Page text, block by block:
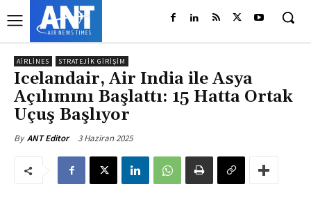
AIRLINES STRATEJIK GIRIŞIM
Icelandair, Air India ile Asya
Açılımını Başlattı: 15 Hatta Ortak
Uçuş Başlıyor
By ANT Editor 3 Haziran 2025